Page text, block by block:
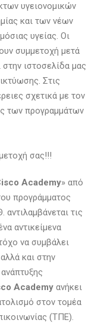
υγειονομικών
και των νέων
υγείας. Οι
συμμετοχή μετά
ιστοσελίδα μας
Στις
σχετικά με τον
των προγραμμάτων
σας!!!
Academy» από
προγράμματος
τις
αντικείμενα
να συμβάλει
και στην
Academy ανήκει
στον τοµέα
(ΤΠΕ).